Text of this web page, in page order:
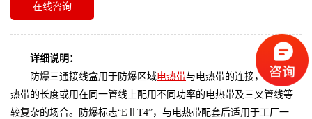
在线咨询
详细说明：
防爆三通接线盒用于防爆区域电热带与电热带的连接，增加电
热带的长度或用在同一管线上配用不同功率的电热带及三叉管线等
较复杂的场合。防爆标志“E T4”，与电热带配套后适用于工厂一